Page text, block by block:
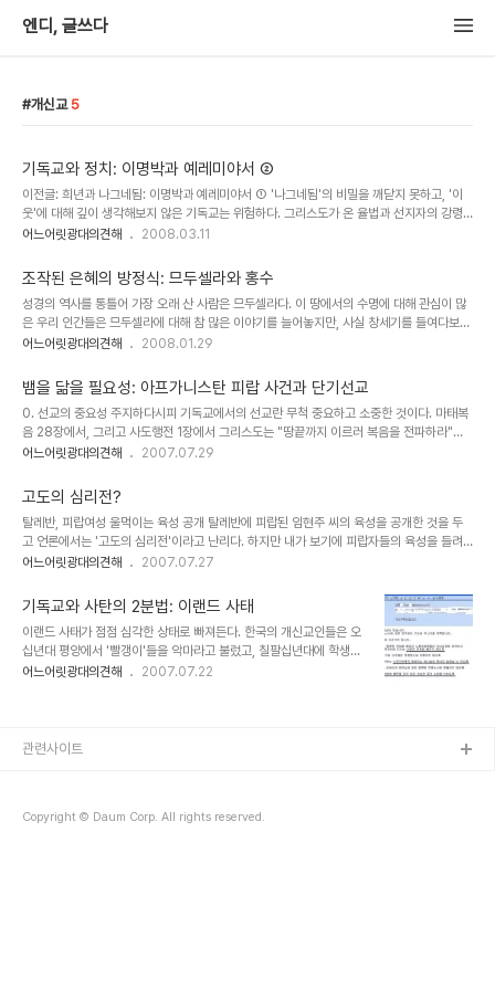
엔디, 글쓰다
개신교 5
기독교와 정치: 이명박과 예레미야서 ②
이전글: 희년과 나그네됨: 이명박과 예레미야서 ① '나그네됨'의 비밀을 깨닫지 못하고, '이
웃'에 대해 깊이 생각해보지 않은 기독교는 위험하다. 그리스도가 온 율법과 선지자의 강령
이라고 언급했던 것은 두 사랑의 계명, 곧 여호와에 대한 사랑과 이웃에 대한 사랑이다. 이와
는 형제를 사랑하지 않는 자가 어떻게 보이지 않는 하느님을 사랑할 수 있겠습니까? 그리스
도인은 흔히 이웃 사랑에서 자주 인용되는 선한 사마리아인의 비유를 배울 필요가 있다. 도
움이 필요한 소외된 자를 돕는 선한 사마리아인이야말로 그리스도인의 모범이기 때문이다.
사마리아인이 자신의 주머니를 털어 다른 사람을 도울 수 있었던 것은, 그가 그 돈을 스..
어느어릿광대의견해 2008.03.11
조작된 은혜의 방정식: 므두셀라와 홍수
성경의 역사를 통틀어 가장 오래 산 사람은 므두셀라다. 이 땅에서의 수명에 대해 관심이 많
은 우리 인간들은 므두셀라에 대해 참 많은 이야기를 늘어놓지만, 사실 창세기를 들여다보면
창세기 기자記者는 별다른 이야기를 하고 있지 않다(창 5:21-27): 에녹은 육십오 세에 므
을 더 낳았다. 에녹은 모두 삼백육십오 년을 살았다. 에녹은 하느님과 함께 살다가 사라졌다.
하느님께서 데려가신 것이다. 므두셀라는 백팔십칠 세에 라멕을 낳았다. 므두셀라는 라멕을
낳은 다음 칠백팔십이 년 동안 살면서 아들딸을 더 낳았다. 므두셀라는 모두 구백육십구 년
을 살고 죽었다. 성경에 므두셀라가 등장하는 것은 이 일곱 절 두 문단이 전부다. 창..
어느어릿광대의견해 2008.01.29
뱀을 닮을 필요성: 아프가니스탄 피랍 사건과 단기선교
0. 선교의 중요성 주지하다시피 기독교에서의 선교란 무척 중요하고 소중한 것이다. 마태복
음 28장에서, 그리고 사도행전 1장에서 그리스도는 "땅끝까지 이르러 복음을 전파하라"고
명령을 내린다; 이를 지상至上 명령이라고 부르기도 한다. 그 이후, 기독교의 역사는 선교의
보아야 옳다. 흔히 '임무'의 뜻으로도 쓰이는 mission은 본래 예수회Jésuite가 해외로 선
교사를 파송할 때 사용했던 말로 '보내다'라는 뜻의 라띤어 'mittere'에서 나왔다고 한다. 선
교사를 보내는 일, 선교사로 가는 일은 기독교의 임무mission인 것이다. 그렇지만 여기서
주의해야 할 것은, 영혼의 구원이 기독교의 존재 이유는 아니라는 점..
어느어릿광대의견해 2007.07.29
고도의 심리전?
탈레반, 피랍여성 울먹이는 육성 공개 탈레반에 피랍된 임현주 씨의 육성을 공개한 것을 두
고 언론에서는 '고도의 심리전'이라고 난리다. 하지만 내가 보기에 피랍자들의 육성을 들려
주는 것은 저런 국제적으로 알려진 단체뿐 아니라 우발적으로 어린이를 유괴하는 유괴범들
과장하는 것은 좋지 않다. 상대를 과장하는 과정에서 쓸데없이 감정이 들어갈 수 있고, 이 사
안에는 또 민족주의가 개입할 가능성도 있다. 또 현재 사회에 만연한 개신교에 대한 반발심
리도 커질 염려가 있기 때문이다. 한 사람이 고인이 되기는 했지만, 나머지 사람들이라도 건
강하게 무사히 돌아오기를 빈다. 그리고, 개신교도의 한 사람으로서 한국 개신교가 제발 좀 ..
어느어릿광대의견해 2007.07.27
기독교와 사탄의 2분법: 이랜드 사태
이랜드 사태가 점점 심각한 상태로 빠져든다. 한국의 개신교인들은 오
십년대 평양에서 '빨갱이'들을 악마라고 불렀고, 칠팔십년대에 학생운
동하고 노동운동하던 사람들을 마귀라고 불렀고, 오늘날 노조 간부들
그 상대에 대한 모든 인식은 닫혀버리고 만다. 종교도 정치처럼 언어예
어느어릿광대의견해 2007.07.22
Copyright © Daum Corp. All rights reserved.
관련사이트